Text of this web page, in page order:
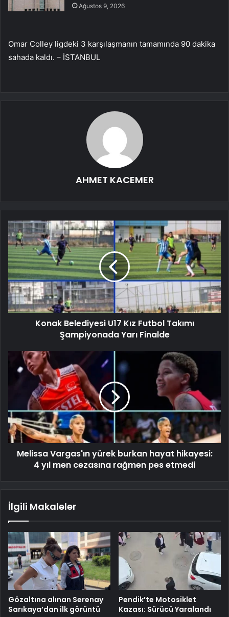
Ağustos 9, 2026
Omar Colley ligdeki 3 karşılaşmanın tamamında 90 dakika
sahada kaldı. – İSTANBUL
AHMET KACEMER
Konak Belediyesi U17 Kız Futbol Takımı
Şampiyonada Yarı Finalde
Melissa Vargas'ın yürek burkan hayat hikayesi:
4 yıl men cezasına rağmen pes etmedi
İlgili Makaleler
Gözaltına alınan Serenay
Sarıkaya’dan ilk görüntü
Pendik’te Motosiklet
Kazası: Sürücü Yaralandı